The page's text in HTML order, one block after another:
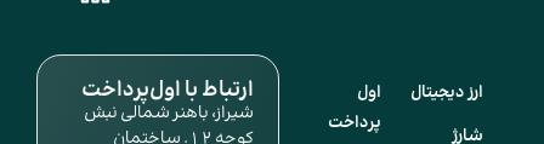
ارتباط با اول‌پرداخت
شیراز، باهنر شمالی نبش
اول
پرداخت
ارز دیجیتال
شارژ